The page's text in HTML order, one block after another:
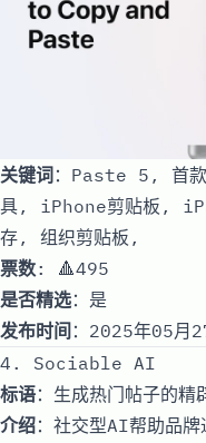
关键词：Paste 5, 首款
具, iPhone剪贴板,
存, 组织剪贴板,
票数: 🔺495
是否精选：是
发布时间 ：2025年05月
4. Sociable AI
标语：生成热门帖子的精
介绍：社交型AI帮助品